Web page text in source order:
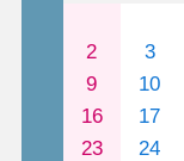
2
3
9
10
16
17
23
24